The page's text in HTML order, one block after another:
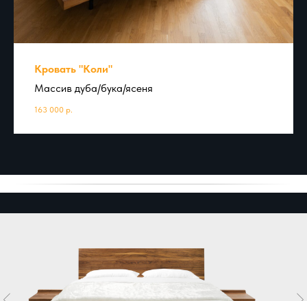
Кровать "Коли"
Массив дуба/бука/ясеня
163 000 р.